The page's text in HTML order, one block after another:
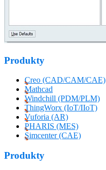
Produkty
Creo (CAD/CAM/CAE)
Mathcad
Windchill (PDM/PLM)
ThingWorx (IoT/IIoT)
Vuforia (AR)
PHARIS (MES)
Simcenter (CAE)
Produkty